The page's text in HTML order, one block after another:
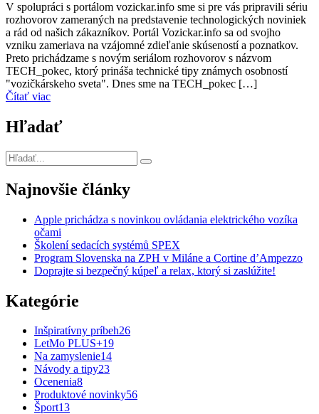
V spolupráci s portálom vozickar.info sme si pre vás pripravili sériu
rozhovorov zameraných na predstavenie technologických noviniek
a rád od našich zákazníkov. Portál Vozickar.info sa od svojho
vzniku zameriava na vzájomné zdieľanie skúseností a poznatkov.
Preto prichádzame s novým seriálom rozhovorov s názvom
TECH_pokec, ktorý prináša technické tipy známych osobností
"vozičkárskeho sveta". Dnes sme na TECH_pokec […]
Čítať viac
Hľadať
Najnovšie články
Apple prichádza s novinkou ovládania elektrického vozíka
očami
Školení sedacích systémů SPEX
Program Slovenska na ZPH v Miláne a Cortine d’Ampezzo
Doprajte si bezpečný kúpeľ a relax, ktorý si zaslúžite!
Kategórie
Inšpiratívny príbeh26
LetMo PLUS+19
Na zamyslenie14
Návody a tipy23
Ocenenia8
Produktové novinky56
Šport13